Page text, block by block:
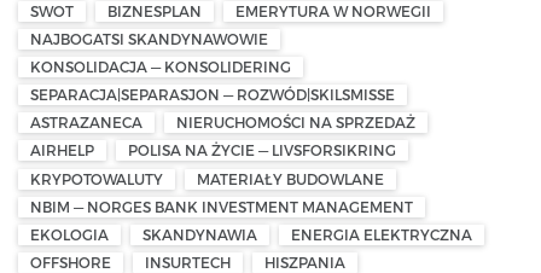
SWOT
BIZNESPLAN
EMERYTURA W NORWEGII
NAJBOGATSI SKANDYNAWOWIE
KONSOLIDACJA — KONSOLIDERING
SEPARACJA|SEPARASJON — ROZWÓD|SKILSMISSE
ASTRAZANECA
NIERUCHOMOŚCI NA SPRZEDAŻ
AIRHELP
POLISA NA ŻYCIE — LIVSFORSIKRING
KRYPOTOWALUTY
MATERIAŁY BUDOWLANE
NBIM — NORGES BANK INVESTMENT MANAGEMENT
EKOLOGIA
SKANDYNAWIA
ENERGIA ELEKTRYCZNA
OFFSHORE
INSURTECH
HISZPANIA